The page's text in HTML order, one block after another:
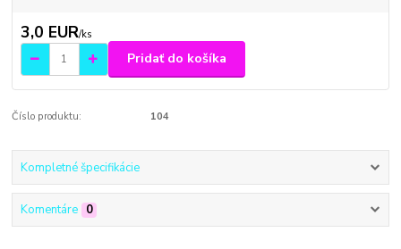
3,0 EUR/ks
Pridať do košíka
Číslo produktu: 104
Kompletné špecifikácie
Komentáre 0